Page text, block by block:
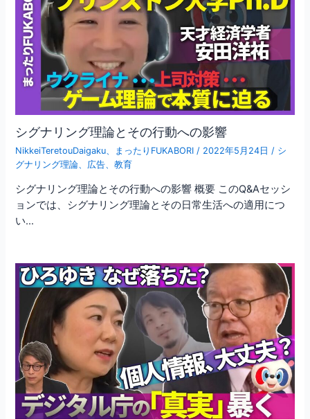
シグナリング理論とその行動への影響
NikkeiTeretouDaigaku まったりFUKABORI / 2022年5月24日 / シ
グナリング理論
広告 、教育
シグナリング理論とその行動への影響 概要 このQ&Aセッシ
ョンでは、シグナリング理論とその日常生活への適用につ
い…